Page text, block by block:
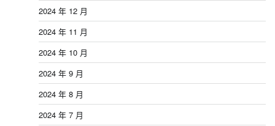
2024 年 12 月
2024 年 11 月
2024 年 10 月
2024 年 9 月
2024 年 8 月
2024 年 7 月